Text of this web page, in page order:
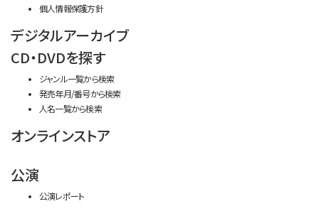
個人情報保護方針
デジタルアーカイブ
CD・DVDを探す
ジャンル一覧から検索
発売年月/番号から検索
人名一覧から検索
オンラインストア
公演
公演レポート